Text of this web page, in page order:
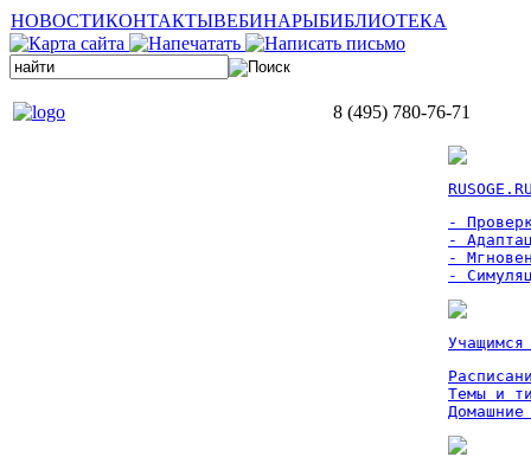
НОВОСТИКОНТАКТЫВЕБИНАРЫБИБЛИОТЕКА
8 (495) 780-76-71
-
-
-
-
Темы и
Домашние